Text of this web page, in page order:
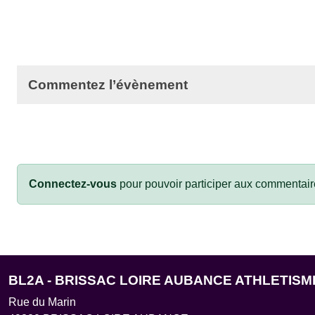
Commentez l’évènement
Connectez-vous pour pouvoir participer aux
BL2A - BRISSAC LOIRE AUBANCE
Rue du Marin